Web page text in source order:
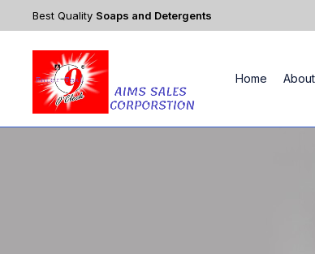
Best Quality Soaps and Detergents
Home